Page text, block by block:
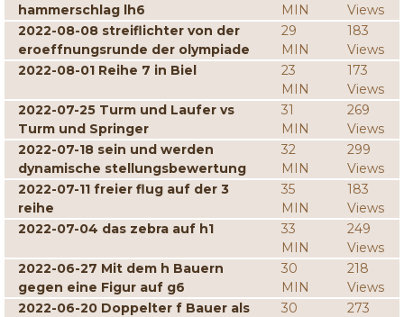
hammerschlag lh6
MIN
Views
2022-08-08 streiflichter von der
eroeffnungsrunde der olympiade
29
MIN
183
Views
2022-08-01 Reihe 7 in Biel
23
MIN
173
Views
2022-07-25 Turm und Laufer vs
Turm und Springer
31
MIN
269
Views
2022-07-18 sein und werden
dynamische stellungsbewertung
32
MIN
299
Views
2022-07-11 freier flug auf der 3
reihe
35
MIN
183
Views
2022-07-04 das zebra auf h1
33
MIN
249
Views
2022-06-27 Mit dem h Bauern
gegen eine Figur auf g6
30
MIN
218
Views
2022-06-20 Doppelter f Bauer als
30
273